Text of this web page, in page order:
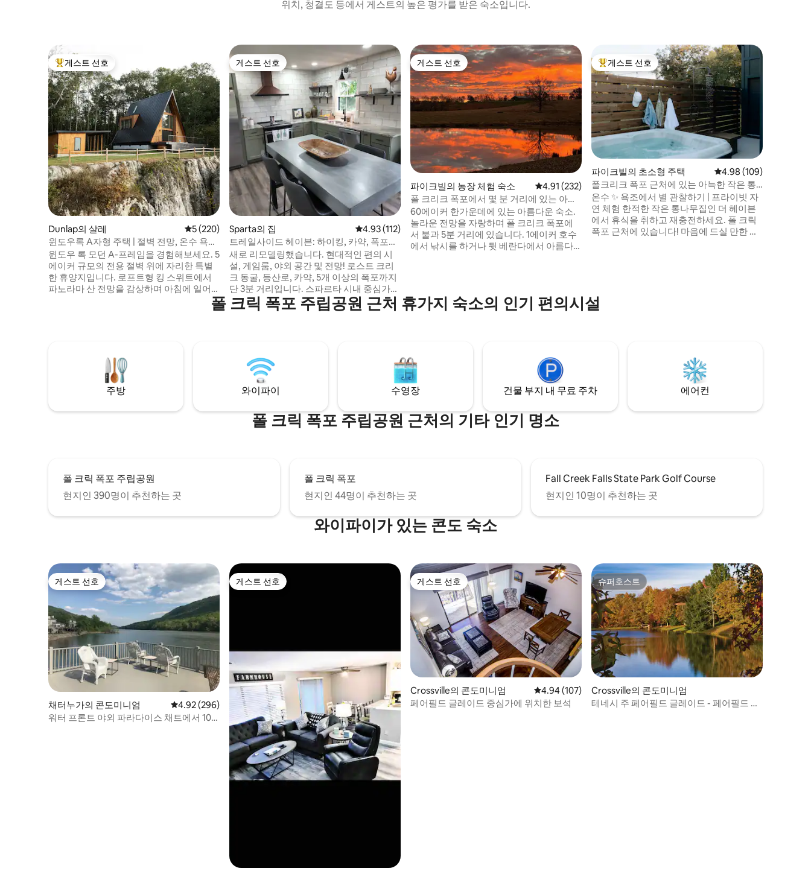
위치, 청결도 등에서 게스트의 높은 평가를 받은 숙소입니다.
상위 게스트 선호
게스트 선호
Dunlap의 샬레 평점 5점(5점 만점), 후기 220개
5 (220)
윈도우록 A자형 주택 | 절벽 전망, 온수 욕조,
상위 1% 숙소
윈도우 록 모던 A-프레임을 경험해보세요. 5
에이커 규모의 전용 절벽 위에 자리한 특별
한 휴양지입니다. 로프트형 킹 스위트에서
파노라마 산 전망을 감상하며 아침에 일어
나세요. 해가 질 무렵 2.1m 길이의 알래스카
삼나무 온수 욕조에 몸을 담그세요. 이 지역
이미지와 동영상을 보려면
@windowrockmodern 계정을 팔로우하거
나 온라인에서 저희를 찾아보세요. 원하시
는 날짜에 예약되었나요? 더 큰 저희의 다른
숙소인 잭슨 포인트를 이용해보세요!
게스트 선호
게스트 선호
Sparta의 집 평점 4.93점(5점 만점), 후기 112개
4.93 (112)
트레일사이드 헤이븐: 하이킹, 카약, 폭포까
지 3분
새로 리모델링했습니다. 현대적인 편의 시
설, 게임룸, 야외 공간 및 전망! 로스트 크리
크 동굴, 등산로, 카약, 5개 이상의 폭포까지
단 3분 거리입니다. 스파르타 시내 중심가의
현지 양조장, 레스토랑, 상점까지 8마일. * 2
에이커의 넓은 부지로 프라이버시 보장 *침
이 구비된 주방 *세탁 내슈빌, 녹스빌, 채터
누가의 중심지 주립공원 및 센터힐레이크와
가깝습니다. *최소 2박 숙박 예외에 대한 메
시지
게스트 선호
게스트 선호
파이크빌의 농장 체험 숙소 평점 4.91점(5점 만점), 후기 232개
4.91 (232)
폴 크리크 폭포에서 몇 분 거리에 있는 아름
다운 숙소
60에이커 한가운데에 있는 아름다운 숙소.
놀라운 전망을 자랑하며 폴 크리크 폭포에
서 불과 5분 거리에 있습니다. 1에이커 호수
에서 낚시를 하거나 뒷 베란다에서 아름다
즈 침대가 있고 복도에는 두 번째 욕실이 완
비되어 있습니다. 주방은 넓은 거실과 연결
상위 게스트 선호
게스트 선호
파이크빌의 초소형 주택 평점 4.98점(5점 만점),
4.98 (109)
폴크리크 폭포 근처에 있는 아늑한 작은 통
나무집, 온수 욕조
온수 ✨ 욕조에서 별 관찰하기 | 프라이빗 자
연 체험 한적한 작은 통나무집인 더 헤이븐
에서 휴식을 취하고 재충전하세요. 폴 크릭
폭포 근처에 있습니다! 마음에 드실 만한 것:
폭포에서 20~25분 거리에 있는 웅장한 폭
포, 하이킹, 카약 및 호수 옆 식당
폴 크릭 폭포 주립공원 근처 휴가지 숙소의 인기 편의시설
주방 와이파이 수영장 건물 부지 내 무료 주차 에어컨
폴 크릭 폭포 주립공원 근처의 기타 인기 명소
폴 크릭 폭포 주립공원
현지인 390명이 추천하는 곳
폴 크릭 폭포
현지인 44명이 추천하는 곳
Fall Creek Falls State Park Golf Course
현지인 10명이 추천하는 곳
와이파이가 있는 콘도 숙소
게스트 선호
게스트 선호
채터누가의 콘도미니엄 평점 4.92점(5점 만점), 후기 296개
4.92 (296)
워터 프론트 야외 파라다이스 채트에서 10
게스트 선호
게스트 선호 게스트 선호
게스트 선호
Crossville의 콘도미니엄 평점 4.94점(5점 만점), 후기 107개
4.94 (107)
페어필드 글레이드 중심가에 위치한 보석
슈퍼호스트
슈퍼호스트
Crossville의 콘도미니엄
테네시 주 페어필드 글레이드 - 페어필드 글